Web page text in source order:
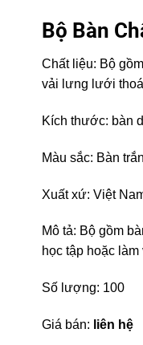
Bộ Bàn
Chất liệu: Bộ
vải lưng lưới
Kích thước: bàn
Màu sắc: Bàn
Xuất xứ: Việt
Mô tả: Bộ gồm
học tập hoặc
Số lượng: 100
Giá bán: liên hệ